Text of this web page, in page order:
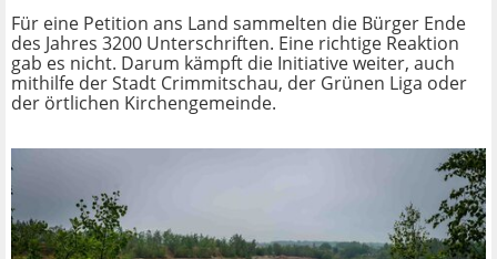
Für eine Petition ans Land sammelten die Bürger Ende
des Jahres 3200 Unterschriften. Eine richtige Reaktion
gab es nicht. Darum kämpft die Initiative weiter, auch
mithilfe der Stadt Crimmitschau, der Grünen Liga oder
der örtlichen Kirchengemeinde.